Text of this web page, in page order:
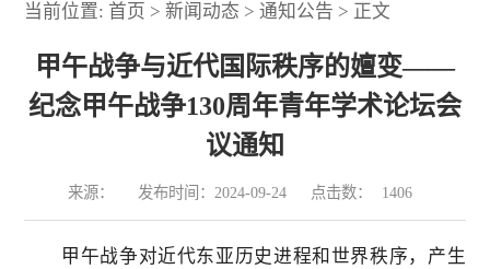
当前位置: 首页 >新闻动态 >通知公告 > 正文
甲午战争与近代国际秩序的嬗变——
纪念甲午战争130周年青年学术论坛会
议通知
来源： 发布时间：2024-09-24 点击数： 1406
甲午战争对近代东亚历史进程和世界秩序，产生